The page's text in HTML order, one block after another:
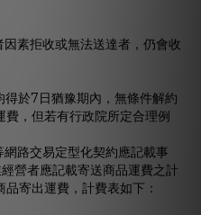
素拒收或無法送達者，仍會收
於7日猶豫期內，無條件解約
，但若有行政院所定合理例
路交易定型化契約應記載事
營者應記載寄送商品運費之計
寄出運費，計費表如下：